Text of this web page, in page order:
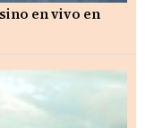
en vivo en